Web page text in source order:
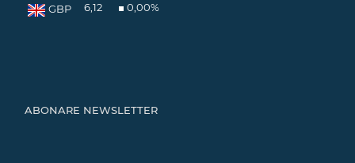
GBP 6,12 0,00%
ABONARE NEWSLETTER